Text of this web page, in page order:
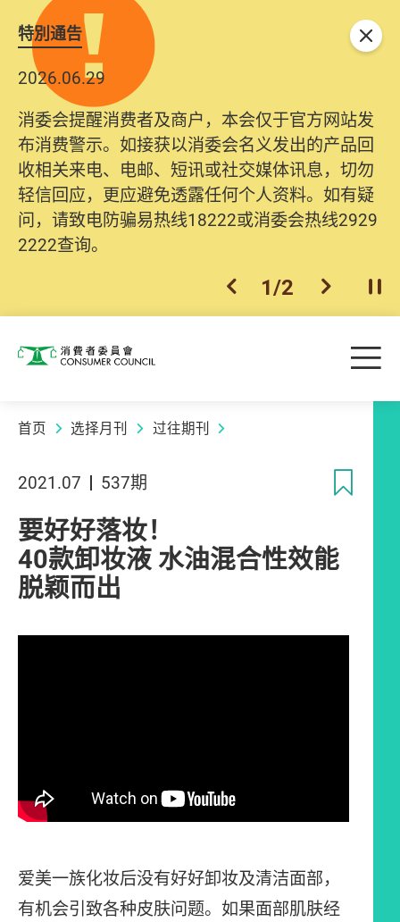
特別通告
2026.06.29
消委会提醒消费者及商户，本会仅于官方网站发
布消费警示。如接获以消委会名义发出的产品回
收相关来电、电邮、短讯或社交媒体讯息，切勿
轻信回应，更应避免透露任何个人资料。如有疑
问，请致电防骗易热线18222或消委会热线2929
2222查询。
上一个
1/2 下一个开
关闭
消费者委员会 目
首页 选择月刊 过往期刊
2021.07 537期
要好好落妆！
40款卸妆液 水油混合性效能
脱颖而出
爱美一族化妆后没有好好卸妆及清洁面部，
有机会引致各种皮肤问题。如果面部肌肤经